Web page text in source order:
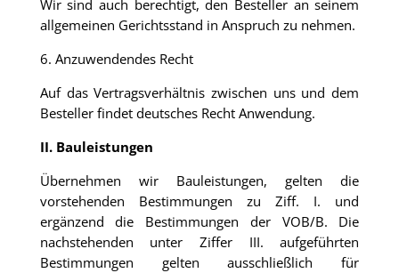
Wir sind auch berechtigt, den Besteller an seinem
allgemeinen Gerichtsstand in Anspruch zu nehmen.
6. Anzuwendendes Recht
Auf das Vertragsverhältnis zwischen uns und dem
Besteller findet deutsches Recht Anwendung.
II. Bauleistungen
Übernehmen wir Bauleistungen, gelten die
vorstehenden Bestimmungen zu Ziff. I. und
ergänzend die Bestimmungen der VOB/B. Die
nachstehenden unter Ziffer III. aufgeführten
Bestimmungen gelten ausschließlich für